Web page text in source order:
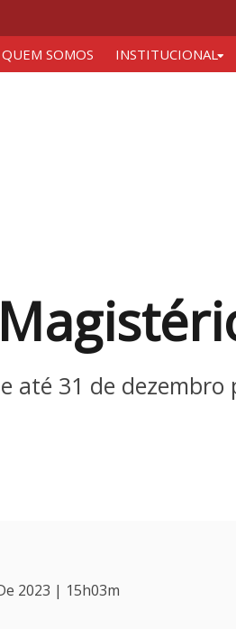
QUEM SOMOS INSTITUCIONAL
até 31 de
2023 | 15h03m